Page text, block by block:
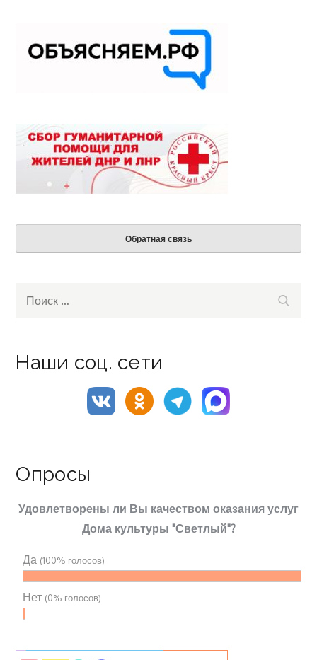
Обратная связь
Наши соц. сети
Опросы
Удовлетворены ли Вы качеством оказания услуг
Дома культуры "Светлый"?
Да (100% голосов)
Нет (0% голосов)